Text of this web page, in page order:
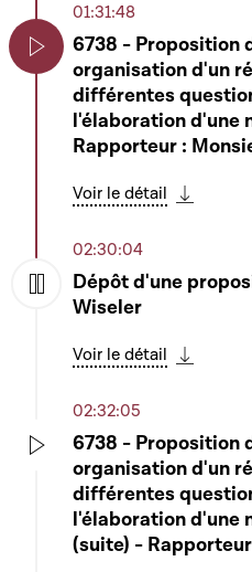
01:31:48
6738 - Proposition
organisation d'un
différentes
l'élaboration d'une
Rapporteur :
Voir le détail
02:30:04
Dépôt d'une
Wiseler
Voir le détail
02:32:05
6738 - Proposition
organisation d'un
différentes
l'élaboration d'une
(suite) -